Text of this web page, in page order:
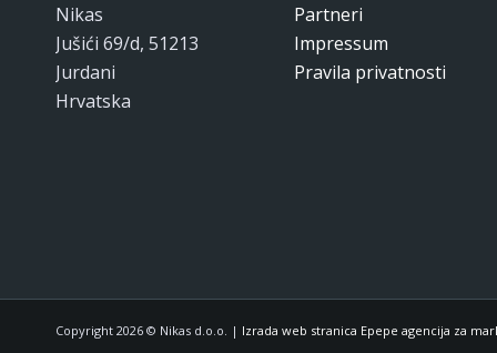
Nikas
Jušići 69/d, 51213
Jurdani
Hrvatska
Partneri
Impressum
Pravila privatnosti
Copyright 2026 © Nikas d.o.o. | Izrada web stranica Epepe agencija za